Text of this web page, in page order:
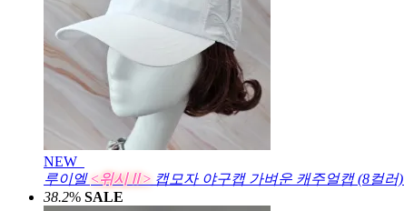
NEW
루이엘 <위시Ⅱ> 캡모자 야구캡 가벼운 캐주얼캡 (8컬러)
38.2% SALE